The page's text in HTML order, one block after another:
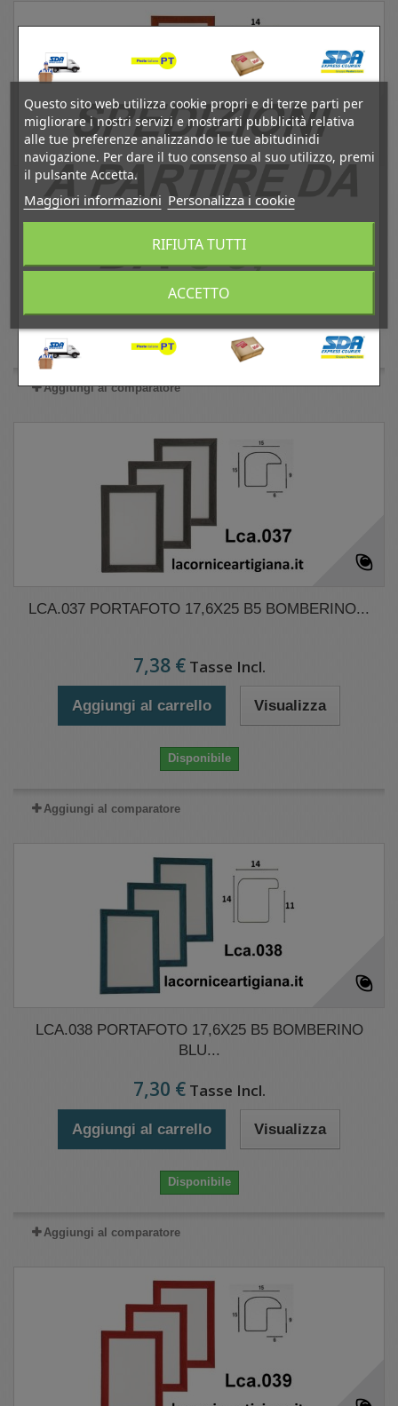
LCA.036 PORTAFOTO 17,6X25 B5 BOMBERINO...
7,47 €Tasse Incl.
Aggiungi al carrello
Disponibile
Aggiungi al comparatore
LCA.037 PORTAFOTO 17,6X25 B5 BOMBERINO...
7,38 € Tasse Incl.
Aggiungi al carrello Visualizza
Disponibile
Aggiungi al comparatore
LCA.038 PORTAFOTO 17,6X25 B5 BOMBERINO
BLU...
7,30 € Tasse Incl.
Aggiungi al carrello Visualizza
Disponibile
Aggiungi al comparatore
Questo sito web utilizza cookie propri e di terze parti per
migliorare i nostri servizi e mostrarti pubblicità relativa
alle tue preferenze analizzando le tue abitudinidi
navigazione. Per dare il tuo consenso al suo utilizzo, premi
il pulsante Accetta.
Maggiori informazioni Personalizza i cookie
RIFIUTA TUTTI
ACCETTO